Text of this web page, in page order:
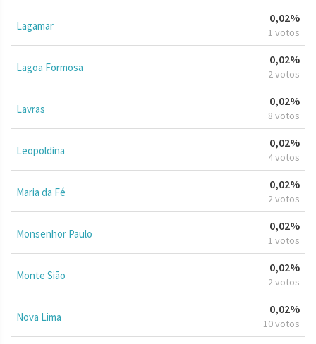
Lagamar
0,02%
1 votos
Lagoa Formosa
0,02%
2 votos
Lavras
0,02%
8 votos
Leopoldina
0,02%
4 votos
Maria da Fé
0,02%
2 votos
Monsenhor Paulo
0,02%
1 votos
Monte Sião
0,02%
2 votos
Nova Lima
0,02%
10 votos